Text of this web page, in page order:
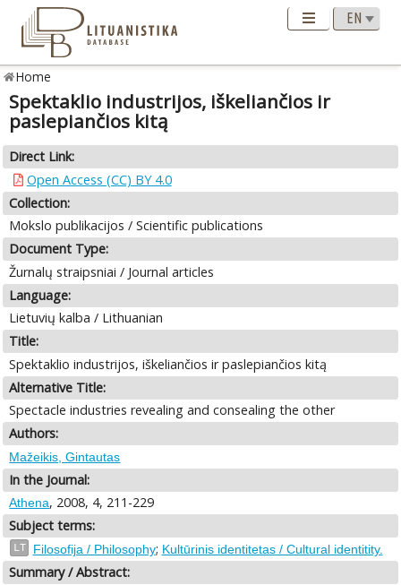
Home
Spektaklio industrijos, iškeliančios ir
paslepiančios kitą
Direct Link:
Open Access (CC) BY 4.0
Collection:
Mokslo publikacijos / Scientific publications
Document Type:
Žurnalų straipsniai / Journal articles
Language:
Lietuvių kalba / Lithuanian
Title:
Spektaklio industrijos, iškeliančios ir paslepiančios kitą
Alternative Title:
Spectacle industries revealing and consealing the other
Authors:
Mažeikis, Gintautas
In the Journal:
Athena, 2008, 4, 211-229
Subject terms:
LT Filosofija / Philosophy; Kultūrinis identitetas / Cultural identitity.
Summary / Abstract: